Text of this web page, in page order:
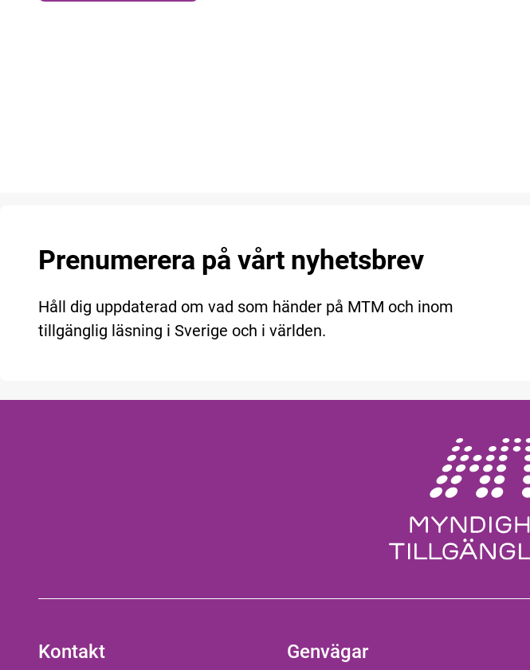
Prenumerera på vårt nyhetsbrev
Håll dig uppdaterad om vad som händer på MTM och inom
tillgänglig läsning i Sverige och i världen.
Kontakt Genvägar